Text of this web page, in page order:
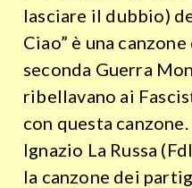
lasciare il dubbio)
Ciao” è una
seconda Guerra
ribellavano ai
con questa
Ignazio La Russa
la canzone dei